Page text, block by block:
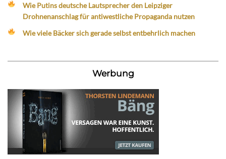
Wie Putins deutsche Lautsprecher den Leipziger
Drohnenanschlag für antiwestliche Propaganda nutzen
Wie viele Bäcker sich gerade selbst entbehrlich machen
Werbung